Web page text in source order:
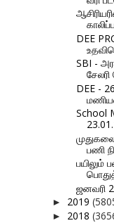
DEE
SBI -
DEE -
School
பணி
பயிலும்
ஜனவரி
► 2019
► 2018